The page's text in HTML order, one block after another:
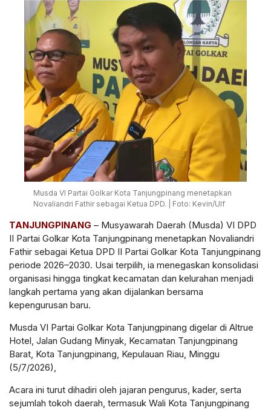
Musda VI Partai Golkar Kota Tanjungpinang menetapkan
Novaliandri Fathir sebagai Ketua DPD. | Foto: Kevin/Ulf
TANJUNGPINANG – Musyawarah Daerah (Musda) VI DPD
II Partai Golkar Kota Tanjungpinang menetapkan Novaliandri
Fathir sebagai Ketua DPD II Partai Golkar Kota Tanjungpinang
periode 2026–2030. Usai terpilih, ia menegaskan konsolidasi
organisasi hingga tingkat kecamatan dan kelurahan menjadi
langkah pertama yang akan dijalankan bersama
kepengurusan baru.
Musda VI Partai Golkar Kota Tanjungpinang digelar di Altrue
Hotel, Jalan Gudang Minyak, Kecamatan Tanjungpinang
Barat, Kota Tanjungpinang, Kepulauan Riau, Minggu
(5/7/2026),
Acara ini turut dihadiri oleh jajaran pengurus, kader, serta
sejumlah tokoh daerah, termasuk Wali Kota Tanjungpinang